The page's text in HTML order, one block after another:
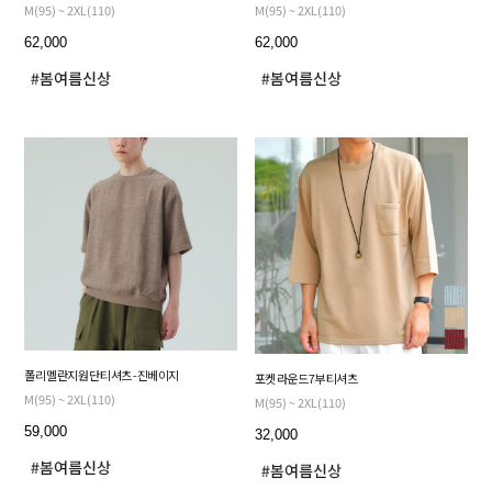
M(95) ~ 2XL(110)
62,000
M(95) ~ 2XL(110)
62,000
폴리 멜란지 원단 티셔츠 - 진베이지
M(95) ~ 2XL(110)
59,000
포켓 라운드 7부 티셔츠
M(95) ~ 2XL(110)
32,000